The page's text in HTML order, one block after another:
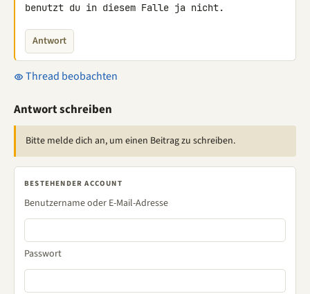
benutzt du in diesem Falle ja nicht.
Antwort
Thread beobachten
Antwort schreiben
Bitte melde dich an, um einen Beitrag zu schreiben.
BESTEHENDER ACCOUNT
Benutzername oder E-Mail-Adresse
Passwort